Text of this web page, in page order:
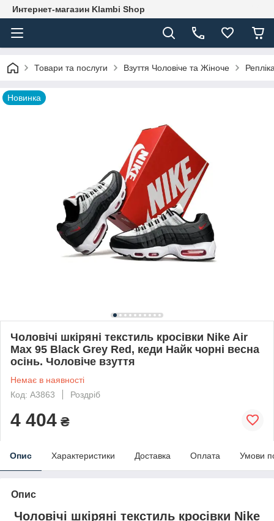
Интернет-магазин Klambi Shop
Товари та послуги Взуття Чоловіче та Жіноче
Новинка
Чоловічі шкіряні текстиль кросівки Nike Air
Max 95 Black Grey Red, кеди Найк чорні весна
осінь. Чоловіче взуття
Немає в наявності
Код: A3863
Роздріб
4 404 ₴
Опис Характеристики Доставка Оплата Умови
Опис
Чоловічі шкіряні текстиль кросівки Nike